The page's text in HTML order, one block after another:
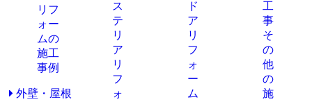
外壁・屋根